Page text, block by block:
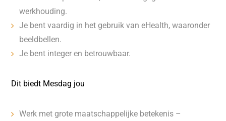
werkhouding.
Je bent vaardig in het gebruik van eHealth, waaronder
beeldbellen.
Je bent integer en betrouwbaar.
Dit biedt Mesdag jou
Werk met grote maatschappelijke betekenis –